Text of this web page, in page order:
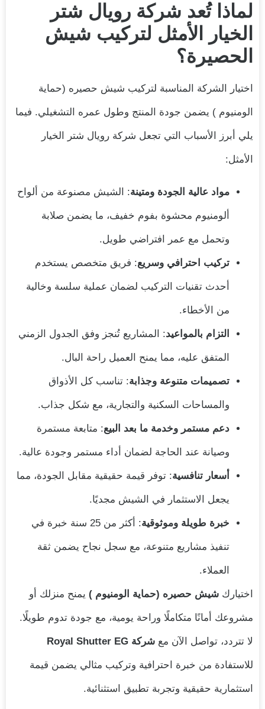
لماذا تُعد شركة رويال شتر
الخيار الأمثل لتركيب شيش
الحصيرة؟
اختيار الشركة المناسبة لتركيب شيش حصيره (حماية
الومنيوم ) يضمن جودة المنتج وطول عمره التشغيلي. فيما
يلي أبرز الأسباب التي تجعل شركة رويال شتر الخيار
الأمثل:
مواد عالية الجودة ومتينة: الشيش مصنوعة من ألواح
ألومنيوم محشوة بفوم خفيف، ما يضمن صلابة
وتحمل مع عمر افتراضي طويل.
تركيب احترافي وسريع: فريق متخصص يستخدم
أحدث تقنيات التركيب لضمان عملية سلسة وخالية
من الأخطاء.
التزام بالمواعيد: المشاريع تُنجز وفق الجدول الزمني
المتفق عليه، مما يمنح العميل راحة البال.
تصميمات متنوعة وجذابة: تناسب كل الأذواق
والمساحات السكنية والتجارية، مع شكل جذاب.
دعم مستمر وخدمة ما بعد البيع: متابعة مستمرة
وصيانة عند الحاجة لضمان أداء مستمر وجودة عالية.
أسعار تنافسية: توفر قيمة حقيقية مقابل الجودة، مما
يجعل الاستثمار في الشيش مجديًا.
خبرة طويلة وموثوقية : أكثر من 25 سنة خبرة في
تنفيذ مشاريع متنوعة، مع سجل نجاح يضمن ثقة
العملاء.
اختيارك شيش حصيره (حماية الومنيوم ) يمنح منزلك أو
مشروعك أمانًا متكاملًا وراحة يومية، مع جودة تدوم طويلًا.
لا تتردد، تواصل الآن مع شركة Royal Shutter EG
للاستفادة من خبرة احترافية وتركيب مثالي يضمن قيمة
استثمارية حقيقية وتجربة تطبيق استثنائية.